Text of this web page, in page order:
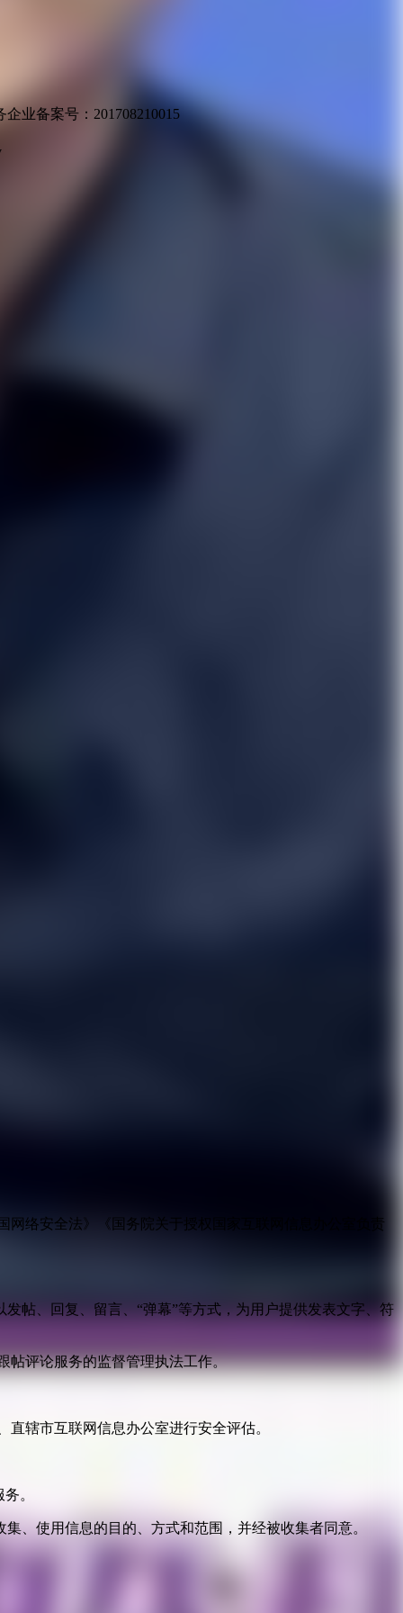
业备案号：201708210015
络安全法》《国务院关于授权国家互联网信息办公室负责
帖、回复、留言、“弹幕”等方式，为用户提供发表文字、符
帖评论服务的监督管理执法工作。
辖市互联网信息办公室进行安全评估。
。
、使用信息的目的、方式和范围，并经被收集者同意。